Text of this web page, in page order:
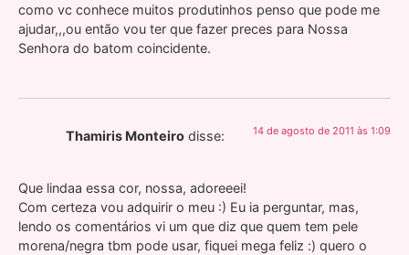
como vc conhece muitos produtinhos penso que pode me
ajudar,,,ou então vou ter que fazer preces para Nossa
Senhora do batom coincidente.
Thamiris Monteiro disse: 14 de agosto de 2011 às 1:09
Que lindaa essa cor, nossa, adoreeei!
Com certeza vou adquirir o meu :) Eu ia perguntar, mas,
lendo os comentários vi um que diz que quem tem pele
morena/negra tbm pode usar, fiquei mega feliz :) quero o